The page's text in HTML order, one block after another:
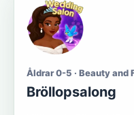
Åldrar 0-5 · Beauty and
Bröllopsalong